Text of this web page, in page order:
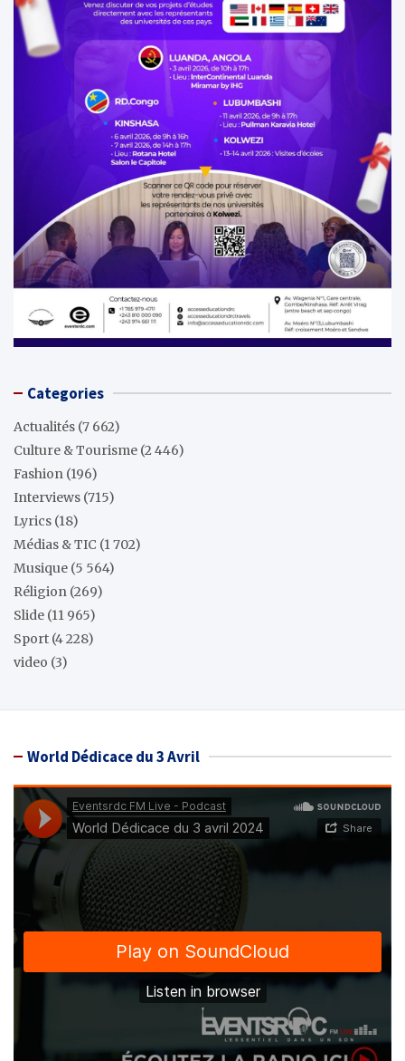
Categories
Actualités (7 662)
Culture & Tourisme (2 446)
Fashion (196)
Interviews (715)
Lyrics (18)
Médias & TIC (1 702)
Musique (5 564)
Réligion (269)
Slide (11 965)
Sport (4 228)
video (3)
World Dédicace du 3 Avril